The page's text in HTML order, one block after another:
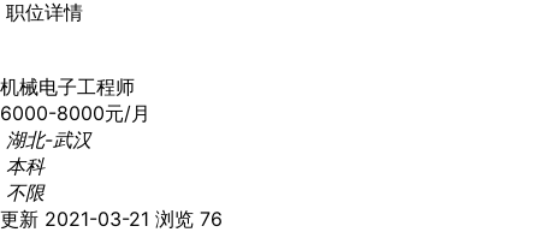
职位详情
机械电子工程师
6000-8000元/月
湖北-武汉
本科
不限
更新 2021-03-21 浏览 76